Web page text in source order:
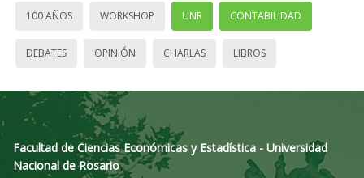
100 AÑOS WORKSHOP UNR CONTABILIDAD
DEBATES OPINIÓN CHARLAS LIBROS
Facultad de Ciencias Económicas y Estadística - Universidad
Nacional de Rosario